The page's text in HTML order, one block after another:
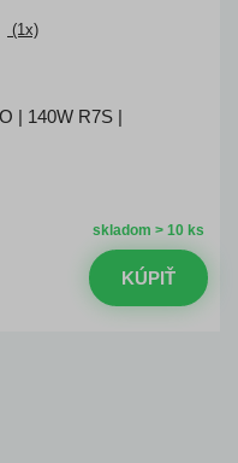
(1x)
| 140W R7S |
skladom > 10 ks
KÚPIŤ